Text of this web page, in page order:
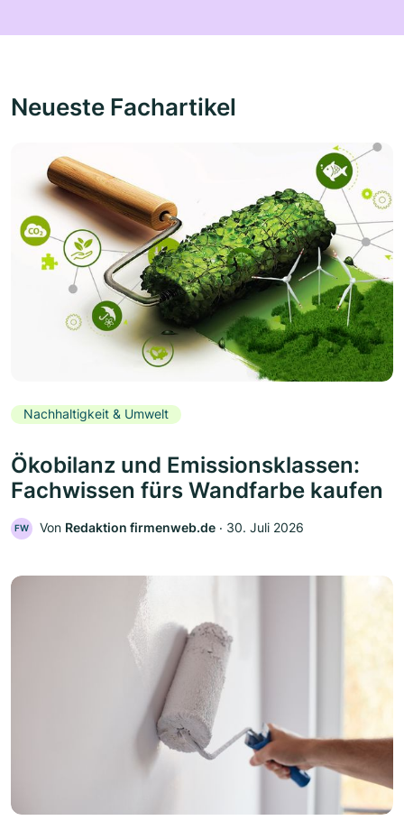
Neueste Fachartikel
Nachhaltigkeit & Umwelt
Ökobilanz und Emissionsklassen:
Fachwissen fürs Wandfarbe kaufen
FW Von Redaktion firmenweb.de ‧ 30. Juli 2026